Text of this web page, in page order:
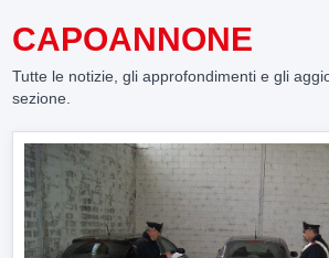
CAPOANNONE
Tutte le notizie, gli approfondimenti e gli
sezione.